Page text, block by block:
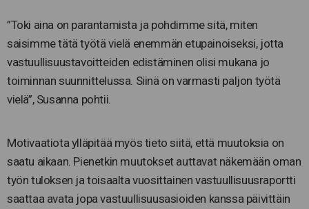
”Toki aina on parantamista ja pohdimme sitä, miten
saisimme tätä työtä vielä enemmän etupainoiseksi, jotta
vastuullisuustavoitteiden edistäminen olisi mukana jo
toiminnan suunnittelussa. Siinä on varmasti paljon työtä
vielä”, Susanna pohtii.
Motivaatiota ylläpitää myös tieto siitä, että muutoksia on
saatu aikaan. Pienetkin muutokset auttavat näkemään oman
työn tuloksen ja toisaalta vuosittainen vastuullisuusraportti
saattaa avata jopa vastuullisuusasioiden kanssa päivittäin